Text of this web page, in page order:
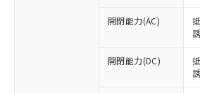
開閉能力(AC)
開閉能力(DC)
以下の条件をお読みいただき
本サービスは、当社制
商品の当社在庫状況およ
対応予定なし：EU RoHS指令
非含有に非対応の商品で、対
調査・確認中：EU RoHS指令
非含有の対応状況を調査中ま